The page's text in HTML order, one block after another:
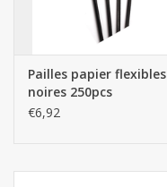
Pailles papier flexibles
noires 250pcs
€6,92